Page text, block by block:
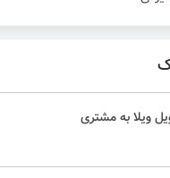
ویلا به مشتری